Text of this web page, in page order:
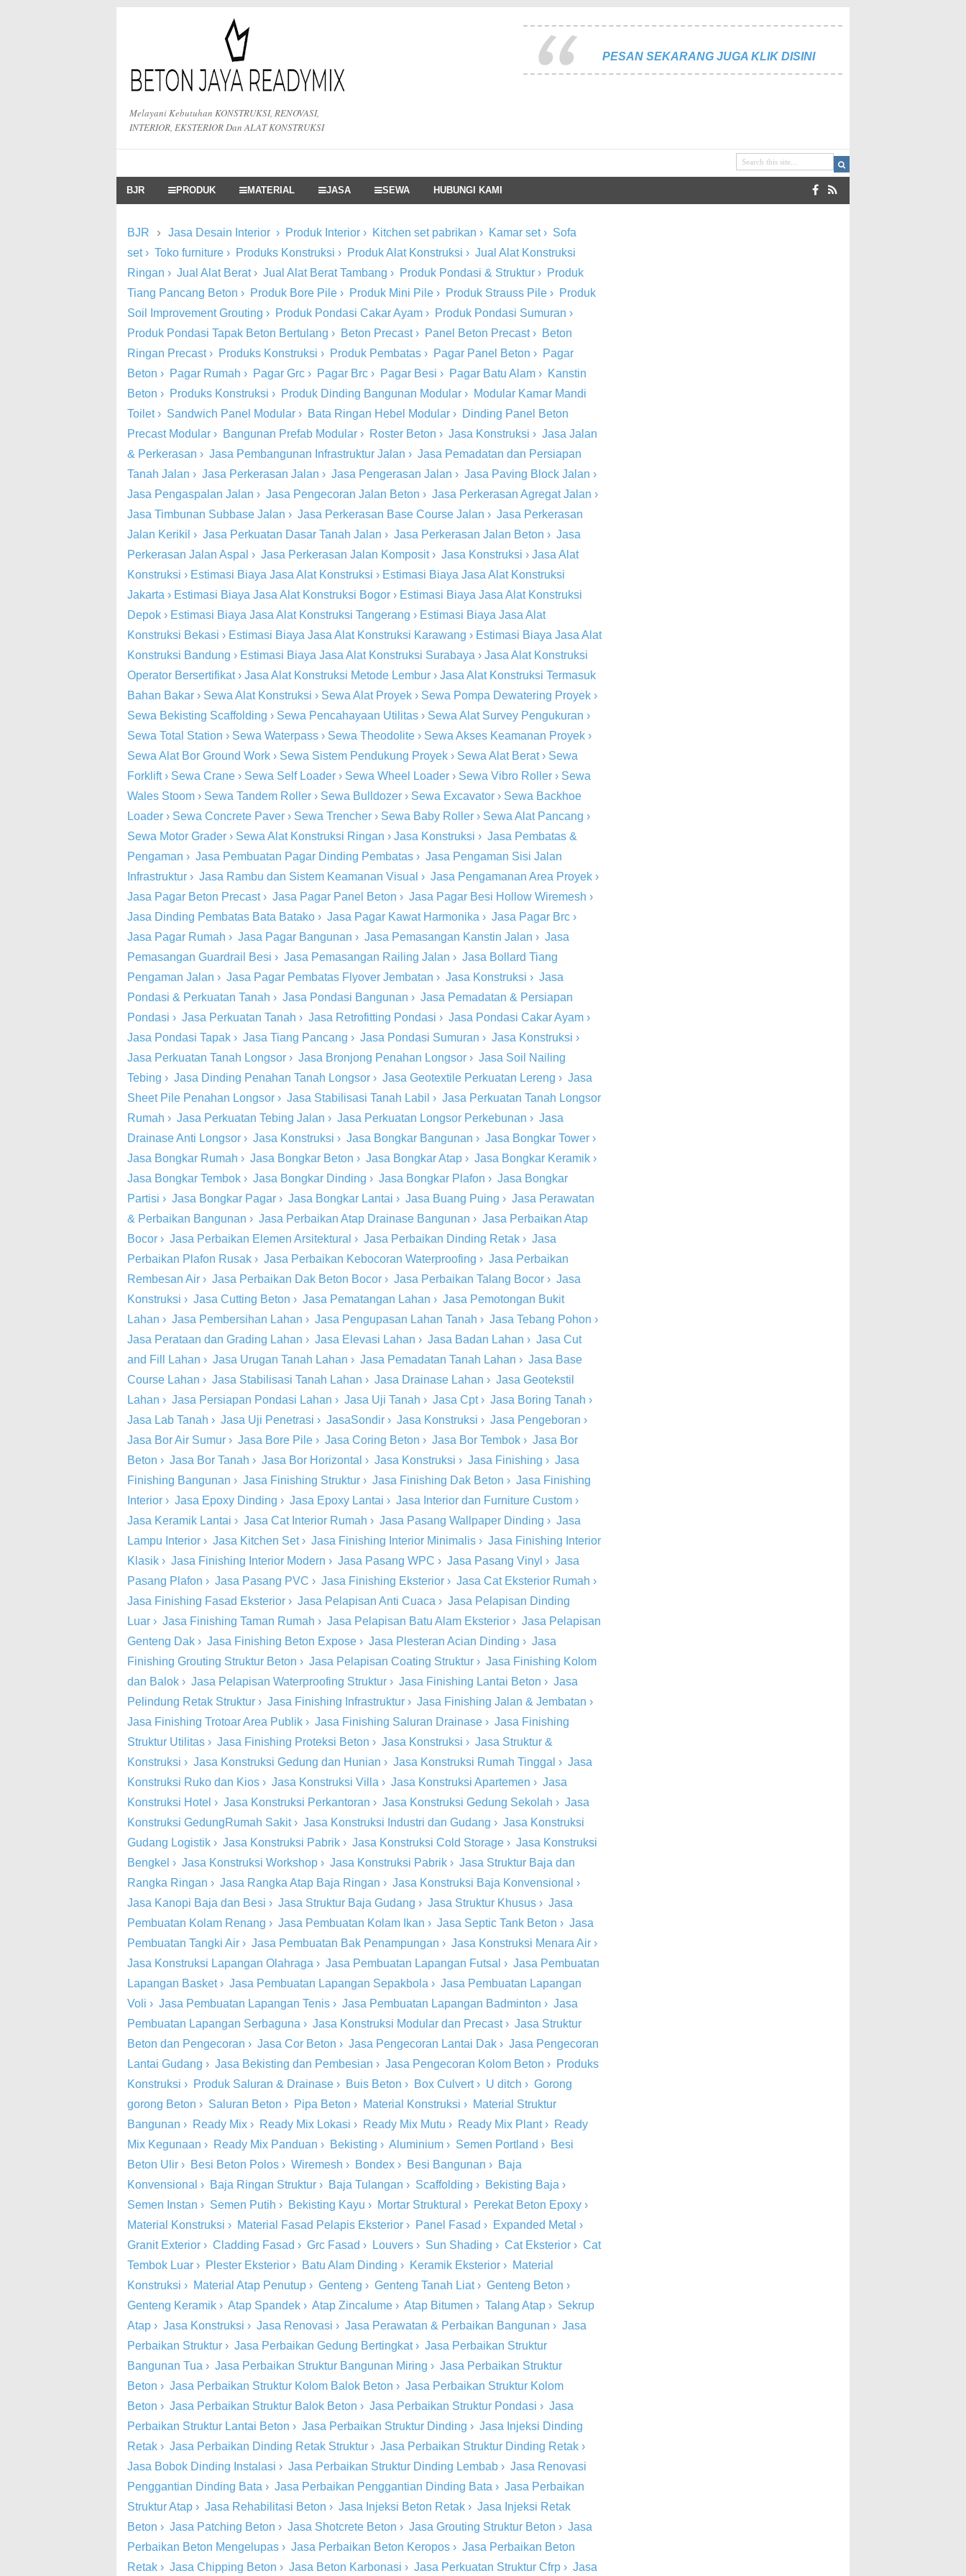
Melayani Kebutuhan KONSTRUKSI, RENOVASI,
INTERIOR, EKSTERIOR Dan ALAT KONSTRUKSI
PESAN SEKARANG JUGA KLIK DISINI
BJR PRODUK MATERIAL JASA SEWA HUBUNGI KAMI
BJR › Jasa Desain Interior › Produk Interior › Kitchen set pabrikan › Kamar set› Sofa
set› Toko furniture › Produks Konstruksi › Produk Alat Konstruksi › Jual Alat Konstruksi
Ringan › Jual Alat Berat› Jual Alat Berat Tambang › Produk Pondasi & Struktur › Produk
Tiang Pancang Beton › Produk Bore Pile › Produk Mini Pile › Produk Strauss Pile › Produk
Soil Improvement Grouting › Produk Pondasi Cakar Ayam › Produk Pondasi Sumuran ›
Produk Pondasi Tapak Beton Bertulang › Beton Precast› Panel Beton Precast› Beton
Ringan Precast› Produks Konstruksi › Produk Pembatas › Pagar Panel Beton › Pagar
Beton › Pagar Rumah › Pagar Grc › Pagar Brc › Pagar Besi › Pagar Batu Alam › Kanstin
Beton › Produks Konstruksi › Produk Dinding Bangunan Modular › Modular Kamar Mandi
Toilet› Sandwich Panel Modular › Bata Ringan Hebel Modular › Dinding Panel Beton
Precast Modular › Bangunan Prefab Modular › Roster Beton › Jasa Konstruksi › Jasa Jalan
& Perkerasan › Jasa Pembangunan Infrastruktur Jalan › Jasa Pemadatan dan Persiapan
Tanah Jalan › Jasa Perkerasan Jalan › Jasa Pengerasan Jalan › Jasa Paving Block Jalan ›
Jasa Pengaspalan Jalan › Jasa Pengecoran Jalan Beton › Jasa Perkerasan Agregat Jalan ›
Jasa Timbunan Subbase Jalan › Jasa Perkerasan Base Course Jalan › Jasa Perkerasan
Jalan Kerikil › Jasa Perkuatan Dasar Tanah Jalan › Jasa Perkerasan Jalan Beton › Jasa
Perkerasan Jalan Aspal › Jasa Perkerasan Jalan Komposit› Jasa Konstruksi › Jasa Alat
Konstruksi › Estimasi Biaya Jasa Alat Konstruksi › Estimasi Biaya Jasa Alat Konstruksi
Jakarta › Estimasi Biaya Jasa Alat Konstruksi Bogor › Estimasi Biaya Jasa Alat Konstruksi
Depok › Estimasi Biaya Jasa Alat Konstruksi Tangerang › Estimasi Biaya Jasa Alat
Konstruksi Bekasi › Estimasi Biaya Jasa Alat Konstruksi Karawang › Estimasi Biaya Jasa Alat
Konstruksi Bandung › Estimasi Biaya Jasa Alat Konstruksi Surabaya › Jasa Alat Konstruksi
Operator Bersertifikat› Jasa Alat Konstruksi Metode Lembur › Jasa Alat Konstruksi Termasuk
Bahan Bakar › Sewa Alat Konstruksi › Sewa Alat Proyek › Sewa Pompa Dewatering Proyek ›
Sewa Bekisting Scaffolding › Sewa Pencahayaan Utilitas › Sewa Alat Survey Pengukuran ›
Sewa Total Station › Sewa Waterpass › Sewa Theodolite › Sewa Akses Keamanan Proyek ›
Sewa Alat Bor Ground Work › Sewa Sistem Pendukung Proyek › Sewa Alat Berat› Sewa
Forklift› Sewa Crane › Sewa Self Loader › Sewa Wheel Loader › Sewa Vibro Roller › Sewa
Wales Stoom › Sewa Tandem Roller › Sewa Bulldozer › Sewa Excavator › Sewa Backhoe
Loader › Sewa Concrete Paver › Sewa Trencher › Sewa Baby Roller › Sewa Alat Pancang ›
Sewa Motor Grader › Sewa Alat Konstruksi Ringan › Jasa Konstruksi › Jasa Pembatas &
Pengaman › Jasa Pembuatan Pagar Dinding Pembatas › Jasa Pengaman Sisi Jalan
Infrastruktur › Jasa Rambu dan Sistem Keamanan Visual › Jasa Pengamanan Area Proyek ›
Jasa Pagar Beton Precast› Jasa Pagar Panel Beton › Jasa Pagar Besi Hollow Wiremesh ›
Jasa Dinding Pembatas Bata Batako › Jasa Pagar Kawat Harmonika › Jasa Pagar Brc ›
Jasa Pagar Rumah › Jasa Pagar Bangunan › Jasa Pemasangan Kanstin Jalan › Jasa
Pemasangan Guardrail Besi › Jasa Pemasangan Railing Jalan › Jasa Bollard Tiang
Pengaman Jalan › Jasa Pagar Pembatas Flyover Jembatan › Jasa Konstruksi › Jasa
Pondasi & Perkuatan Tanah › Jasa Pondasi Bangunan › Jasa Pemadatan & Persiapan
Pondasi › Jasa Perkuatan Tanah › Jasa Retrofitting Pondasi › Jasa Pondasi Cakar Ayam ›
Jasa Pondasi Tapak › Jasa Tiang Pancang › Jasa Pondasi Sumuran › Jasa Konstruksi ›
Jasa Perkuatan Tanah Longsor › Jasa Bronjong Penahan Longsor › Jasa Soil Nailing
Tebing › Jasa Dinding Penahan Tanah Longsor › Jasa Geotextile Perkuatan Lereng › Jasa
Sheet Pile Penahan Longsor › Jasa Stabilisasi Tanah Labil › Jasa Perkuatan Tanah Longsor
Rumah › Jasa Perkuatan Tebing Jalan › Jasa Perkuatan Longsor Perkebunan › Jasa
Drainase Anti Longsor › Jasa Konstruksi › Jasa Bongkar Bangunan › Jasa Bongkar Tower ›
Jasa Bongkar Rumah › Jasa Bongkar Beton › Jasa Bongkar Atap › Jasa Bongkar Keramik ›
Jasa Bongkar Tembok › Jasa Bongkar Dinding › Jasa Bongkar Plafon › Jasa Bongkar
Partisi › Jasa Bongkar Pagar › Jasa Bongkar Lantai › Jasa Buang Puing › Jasa Perawatan
& Perbaikan Bangunan › Jasa Perbaikan Atap Drainase Bangunan › Jasa Perbaikan Atap
Bocor › Jasa Perbaikan Elemen Arsitektural › Jasa Perbaikan Dinding Retak › Jasa
Perbaikan Plafon Rusak › Jasa Perbaikan Kebocoran Waterproofing › Jasa Perbaikan
Rembesan Air › Jasa Perbaikan Dak Beton Bocor › Jasa Perbaikan Talang Bocor › Jasa
Konstruksi › Jasa Cutting Beton › Jasa Pematangan Lahan › Jasa Pemotongan Bukit
Lahan › Jasa Pembersihan Lahan › Jasa Pengupasan Lahan Tanah › Jasa Tebang Pohon ›
Jasa Perataan dan Grading Lahan › Jasa Elevasi Lahan › Jasa Badan Lahan › Jasa Cut
and Fill Lahan › Jasa Urugan Tanah Lahan › Jasa Pemadatan Tanah Lahan › Jasa Base
Course Lahan › Jasa Stabilisasi Tanah Lahan › Jasa Drainase Lahan › Jasa Geotekstil
Lahan › Jasa Persiapan Pondasi Lahan › Jasa Uji Tanah › Jasa Cpt› Jasa Boring Tanah ›
Jasa Lab Tanah › Jasa Uji Penetrasi › JasaSondir › Jasa Konstruksi › Jasa Pengeboran ›
Jasa Bor Air Sumur › Jasa Bore Pile › Jasa Coring Beton › Jasa Bor Tembok › Jasa Bor
Beton › Jasa Bor Tanah › Jasa Bor Horizontal › Jasa Konstruksi › Jasa Finishing › Jasa
Finishing Bangunan › Jasa Finishing Struktur › Jasa Finishing Dak Beton › Jasa Finishing
Interior › Jasa Epoxy Dinding › Jasa Epoxy Lantai › Jasa Interior dan Furniture Custom ›
Jasa Keramik Lantai › Jasa Cat Interior Rumah › Jasa Pasang Wallpaper Dinding › Jasa
Lampu Interior › Jasa Kitchen Set› Jasa Finishing Interior Minimalis › Jasa Finishing Interior
Klasik › Jasa Finishing Interior Modern › Jasa Pasang WPC › Jasa Pasang Vinyl › Jasa
Pasang Plafon › Jasa Pasang PVC › Jasa Finishing Eksterior › Jasa Cat Eksterior Rumah ›
Jasa Finishing Fasad Eksterior › Jasa Pelapisan Anti Cuaca › Jasa Pelapisan Dinding
Luar › Jasa Finishing Taman Rumah › Jasa Pelapisan Batu Alam Eksterior › Jasa Pelapisan
Genteng Dak › Jasa Finishing Beton Expose › Jasa Plesteran Acian Dinding › Jasa
Finishing Grouting Struktur Beton › Jasa Pelapisan Coating Struktur › Jasa Finishing Kolom
dan Balok › Jasa Pelapisan Waterproofing Struktur › Jasa Finishing Lantai Beton › Jasa
Pelindung Retak Struktur › Jasa Finishing Infrastruktur › Jasa Finishing Jalan & Jembatan ›
Jasa Finishing Trotoar Area Publik › Jasa Finishing Saluran Drainase › Jasa Finishing
Struktur Utilitas › Jasa Finishing Proteksi Beton › Jasa Konstruksi › Jasa Struktur &
Konstruksi › Jasa Konstruksi Gedung dan Hunian › Jasa Konstruksi Rumah Tinggal › Jasa
Konstruksi Ruko dan Kios › Jasa Konstruksi Villa › Jasa Konstruksi Apartemen › Jasa
Konstruksi Hotel › Jasa Konstruksi Perkantoran › Jasa Konstruksi Gedung Sekolah › Jasa
Konstruksi GedungRumah Sakit› Jasa Konstruksi Industri dan Gudang › Jasa Konstruksi
Gudang Logistik › Jasa Konstruksi Pabrik › Jasa Konstruksi Cold Storage › Jasa Konstruksi
Bengkel › Jasa Konstruksi Workshop › Jasa Konstruksi Pabrik › Jasa Struktur Baja dan
Rangka Ringan › Jasa Rangka Atap Baja Ringan › Jasa Konstruksi Baja Konvensional ›
Jasa Kanopi Baja dan Besi › Jasa Struktur Baja Gudang › Jasa Struktur Khusus › Jasa
Pembuatan Kolam Renang › Jasa Pembuatan Kolam Ikan › Jasa Septic Tank Beton › Jasa
Pembuatan Tangki Air › Jasa Pembuatan Bak Penampungan › Jasa Konstruksi Menara Air ›
Jasa Konstruksi Lapangan Olahraga › Jasa Pembuatan Lapangan Futsal › Jasa Pembuatan
Lapangan Basket› Jasa Pembuatan Lapangan Sepakbola › Jasa Pembuatan Lapangan
Voli › Jasa Pembuatan Lapangan Tenis › Jasa Pembuatan Lapangan Badminton › Jasa
Pembuatan Lapangan Serbaguna › Jasa Konstruksi Modular dan Precast› Jasa Struktur
Beton dan Pengecoran › Jasa Cor Beton › Jasa Pengecoran Lantai Dak › Jasa Pengecoran
Lantai Gudang › Jasa Bekisting dan Pembesian › Jasa Pengecoran Kolom Beton › Produks
Konstruksi › Produk Saluran & Drainase › Buis Beton › Box Culvert› U ditch › Gorong
gorong Beton › Saluran Beton › Pipa Beton › Material Konstruksi › Material Struktur
Bangunan › Ready Mix › Ready Mix Lokasi › Ready Mix Mutu › Ready Mix Plant› Ready
Mix Kegunaan › Ready Mix Panduan › Bekisting › Aluminium › Semen Portland › Besi
Beton Ulir › Besi Beton Polos › Wiremesh › Bondex › Besi Bangunan › Baja
Konvensional › Baja Ringan Struktur › Baja Tulangan › Scaffolding › Bekisting Baja ›
Semen Instan › Semen Putih › Bekisting Kayu › Mortar Struktural › Perekat Beton Epoxy ›
Material Konstruksi › Material Fasad Pelapis Eksterior › Panel Fasad › Expanded Metal ›
Granit Exterior › Cladding Fasad › Grc Fasad › Louvers › Sun Shading › Cat Eksterior › Cat
Tembok Luar › Plester Eksterior › Batu Alam Dinding › Keramik Eksterior › Material
Konstruksi › Material Atap Penutup › Genteng › Genteng Tanah Liat› Genteng Beton ›
Genteng Keramik › Atap Spandek › Atap Zincalume › Atap Bitumen › Talang Atap › Sekrup
Atap › Jasa Konstruksi › Jasa Renovasi › Jasa Perawatan & Perbaikan Bangunan › Jasa
Perbaikan Struktur › Jasa Perbaikan Gedung Bertingkat› Jasa Perbaikan Struktur
Bangunan Tua › Jasa Perbaikan Struktur Bangunan Miring › Jasa Perbaikan Struktur
Beton › Jasa Perbaikan Struktur Kolom Balok Beton › Jasa Perbaikan Struktur Kolom
Beton › Jasa Perbaikan Struktur Balok Beton › Jasa Perbaikan Struktur Pondasi › Jasa
Perbaikan Struktur Lantai Beton › Jasa Perbaikan Struktur Dinding › Jasa Injeksi Dinding
Retak › Jasa Perbaikan Dinding Retak Struktur › Jasa Perbaikan Struktur Dinding Retak ›
Jasa Bobok Dinding Instalasi › Jasa Perbaikan Struktur Dinding Lembab › Jasa Renovasi
Penggantian Dinding Bata › Jasa Perbaikan Penggantian Dinding Bata › Jasa Perbaikan
Struktur Atap › Jasa Rehabilitasi Beton › Jasa Injeksi Beton Retak › Jasa Injeksi Retak
Beton › Jasa Patching Beton › Jasa Shotcrete Beton › Jasa Grouting Struktur Beton › Jasa
Perbaikan Beton Mengelupas › Jasa Perbaikan Beton Keropos › Jasa Perbaikan Beton
Retak › Jasa Chipping Beton › Jasa Beton Karbonasi › Jasa Perkuatan Struktur Cfrp › Jasa